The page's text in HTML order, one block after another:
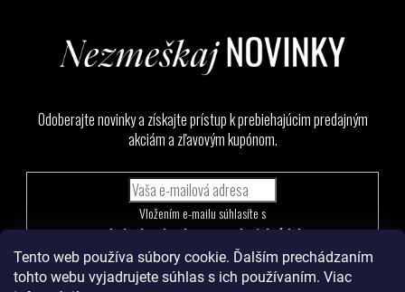
Tento web používa súbory cookie. Ďalším prechádzaním
tohto webu vyjadrujete súhlas s ich používaním. Viac
Odoberajte novinky a získajte prístup k prebiehajúcim predajným
akciám a zľavovým kupónom.
podmienkami ochrany osobných údajov
PRIHLÁSIŤ